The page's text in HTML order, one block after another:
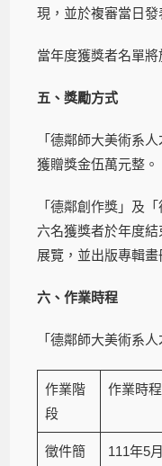
現，並於複審當日發
當年度獲獎者名單
五、獎勵方式
「德鄰師大美術系
獲贈獎金伍萬元整。
「德鄰創作獎」及
六名獲獎者於年度
展覽，並出版專輯畫
六、作業時程
「德鄰師大美術系
作業階
段
作業時程
徵件簡
111年5月